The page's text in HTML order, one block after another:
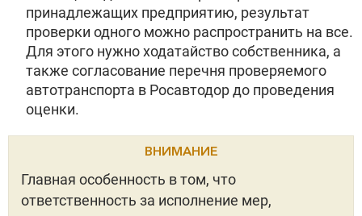
принадлежащих предприятию, результат
проверки одного можно распространить на все.
Для этого нужно ходатайство собственника, а
также согласование перечня проверяемого
автотранспорта в Росавтодор до проведения
оценки.
ВНИМАНИЕ
Главная особенность в том, что
ответственность за исполнение мер,